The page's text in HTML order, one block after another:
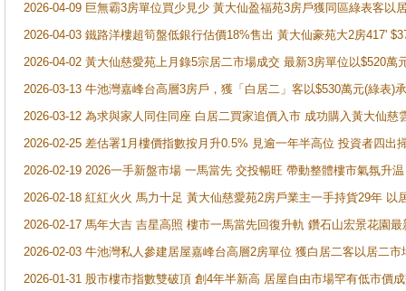
2026-04-09 巨無霸3房單位買少見少 黃大仙盈福苑3房戶獲同區綠表客以
2026-04-03 鐵路洋樓超筍盤低銀行估價18%售出 黃大仙豪苑大2房417'
2026-04-02 黃大仙慈愛苑上月錄5宗居二市場成交 最新3房單位以$520萬
2026-03-13 牛池灣嘉峰台高層3房戶，獲「白居二」客以$530萬元(綠表)
2026-03-12 為求與家人同住同座 白居二買家追價入市 成功購入黃大仙
2026-02-25 差估署1月樓價指數按月升0.5% 見逾一年半高位 投資者四
2026-02-19 2026一手新盤市場 一馬當先 交投暢旺 帶動整體樓市氣氛升
2026-02-18 紅紅火火 馬力十足 黃大仙慈愛苑2房戶業主一手持貨29年 以
2026-02-17 馬年大吉 吉星高照 樓市一馬當先回復升軌 鑽石山宏景花園
2026-02-03 牛池灣私人參建居屋嘉峰台高層2房單位 獲白居二客以居二市
2026-01-31 股市樓市指數雙破頂 創4年半新高 居屋自由市場罕有低市價